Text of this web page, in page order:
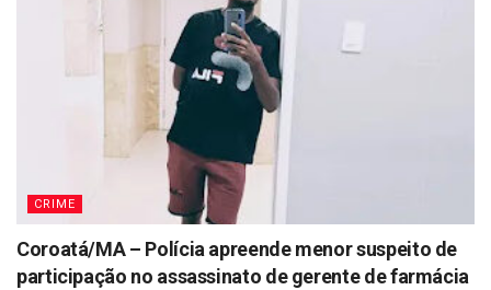
CRIME
Coroatá/MA – Polícia apreende menor suspeito de
participação no assassinato de gerente de farmácia